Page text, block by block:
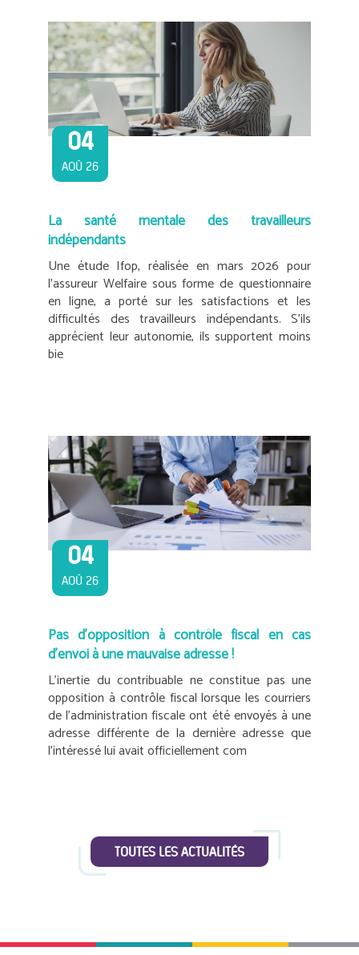
04
AOÛ 26
La santé mentale des travailleurs
indépendants
Une étude Ifop, réalisée en mars 2026 pour
l’assureur Welfaire sous forme de questionnaire
en ligne, a porté sur les satisfactions et les
difficultés des travailleurs indépendants. S’ils
apprécient leur autonomie, ils supportent moins
bie
04
AOÛ 26
Pas d’opposition à contrôle fiscal en cas
d’envoi à une mauvaise adresse !
L’inertie du contribuable ne constitue pas une
opposition à contrôle fiscal lorsque les courriers
de l’administration fiscale ont été envoyés à une
adresse différente de la dernière adresse que
l’intéressé lui avait officiellement com
TOUTES LES ACTUALITÉS